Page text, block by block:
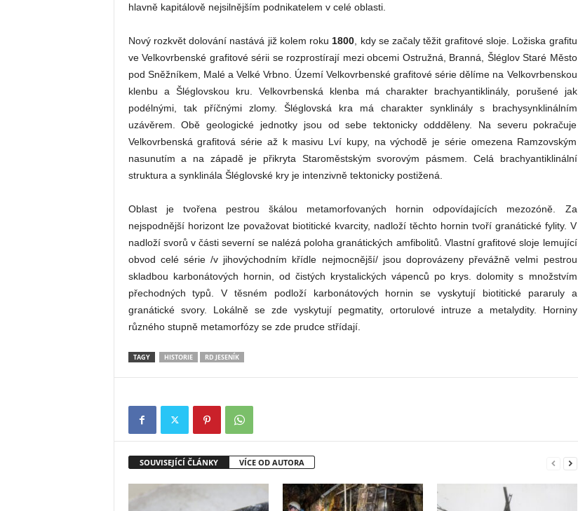
hlavně kapitálově nejsilnějším podnikatelem v celé oblasti.
Nový rozkvět dolování nastává již kolem roku 1800 , kdy se začaly těžit grafitové sloje. Ložiska grafitu
ve Velkovrbenské grafitové sérii se rozprostírají mezi obcemi Ostružná, Branná, Šléglov Staré Město
pod Sněžníkem, Malé a Velké Vrbno. Území Velkovrbenské grafitové série dělíme na Velkovrbenskou
klenbu a Šléglovskou kru. Velkovrbenská klenba má charakter brachyantiklinály, porušené jak
podélnými, tak příčnými zlomy. Šléglovská kra má charakter synklinály s brachysynklinálním
uzávěrem. Obě geologické jednotky jsou od sebe tektonicky oddděleny. Na severu pokračuje
Velkovrbenská grafitová série až k masivu Lví kupy, na východě je série omezena Ramzovským
nasunutím a na západě je přikryta Staroměstským svorovým pásmem. Celá brachyantiklinální
struktura a synklinála Šléglovské kry je intenzivně tektonicky postižená.
Oblast je tvořena pestrou škálou metamorfovaných hornin odpovídajících mezozóně. Za
nejspodnější horizont lze považovat biotitické kvarcity, nadloží těchto hornin tvoří granátické fylity. V
nadloží svorů v části severní se nalézá poloha granátických amfibolitů. Vlastní grafitové sloje lemující
obvod celé série /v jihovýchodním křídle nejmocnější/ jsou doprovázeny převážně velmi pestrou
skladbou karbonátových hornin, od čistých krystalických vápenců po krys. dolomity s množstvím
přechodných typů. V těsném podloží karbonátových hornin se vyskytují biotitické pararuly a
granátické svory. Lokálně se zde vyskytují pegmatity, ortorulové intruze a metalydity. Horniny
různého stupně metamorfózy se zde prudce střídají.
TAGY HISTORIE RD JESENÍK
SOUVISEJÍCÍ ČLÁNKY VÍCE OD AUTORA